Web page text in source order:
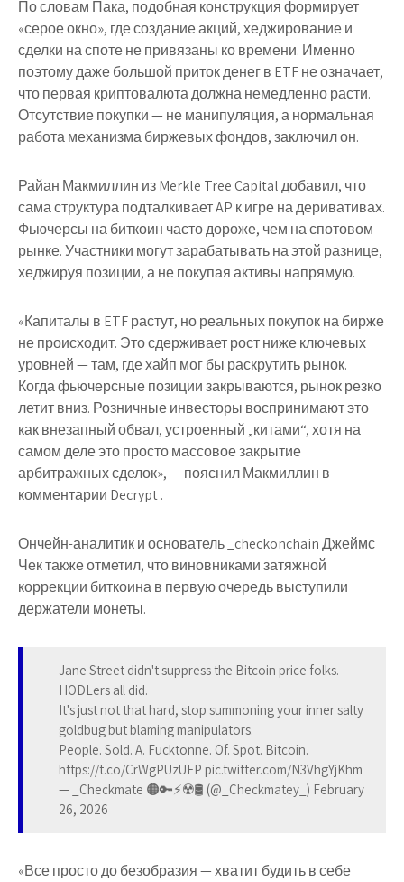
По словам Пака, подобная конструкция формирует
«серое окно», где создание акций, хеджирование и
сделки на споте не привязаны ко времени. Именно
поэтому даже большой приток денег в ETF не означает,
что первая криптовалюта должна немедленно расти.
Отсутствие покупки — не манипуляция, а нормальная
работа механизма биржевых фондов, заключил он.
Райан Макмиллин из Merkle Tree Capital добавил, что
сама структура подталкивает AP к игре на деривативах.
Фьючерсы на биткоин часто дороже, чем на спотовом
рынке. Участники могут зарабатывать на этой разнице,
хеджируя позиции, а не покупая активы напрямую.
«Капиталы в ETF растут, но реальных покупок на бирже
не происходит. Это сдерживает рост ниже ключевых
уровней — там, где хайп мог бы раскрутить рынок.
Когда фьючерсные позиции закрываются, рынок резко
летит вниз. Розничные инвесторы воспринимают это
как внезапный обвал, устроенный „китами“, хотя на
самом деле это просто массовое закрытие
арбитражных сделок», — пояснил Макмиллин в
комментарии Decrypt .
Ончейн-аналитик и основатель _checkonchain Джеймс
Чек также отметил, что виновниками затяжной
коррекции биткоина в первую очередь выступили
держатели монеты.
Jane Street didn't suppress the Bitcoin price folks.
HODLers all did.
It's just not that hard, stop summoning your inner salty
goldbug but blaming manipulators.
People. Sold. A. Fucktonne. Of. Spot. Bitcoin.
https://t.co/CrWgPUzUFP pic.twitter.com/N3VhgYjKhm
— _Checkmate 🟠🔑⚡☢️🛢️ (@_Checkmatey_) February
26, 2026
«Все просто до безобразия — хватит будить в себе